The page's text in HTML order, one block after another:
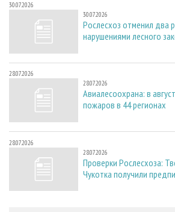
30.07.2026
30.07.2026
Рослесхоз отменил два
нарушениями лесного
28.07.2026
28.07.2026
Авиалесоохрана: в
пожаров в 44 регионах
28.07.2026
28.07.2026
Проверки Рослесхоза:
Чукотка получили